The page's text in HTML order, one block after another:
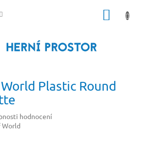
Plastic Round
hodnocení
World